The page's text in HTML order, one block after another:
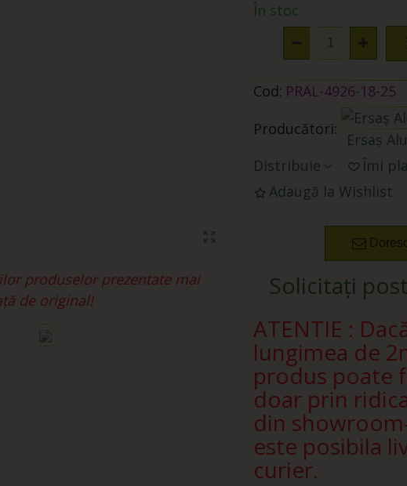
produselor prezentate mai
de original!
În stoc
Cod: PRAL-4926-18-25
Producători:
Ersaș
Distribuie
Îmi
Adaugă la Wishlist
Solicitați
ATENTIE :
lungimea de
produs poate
doar prin
din
este posibila
curier.